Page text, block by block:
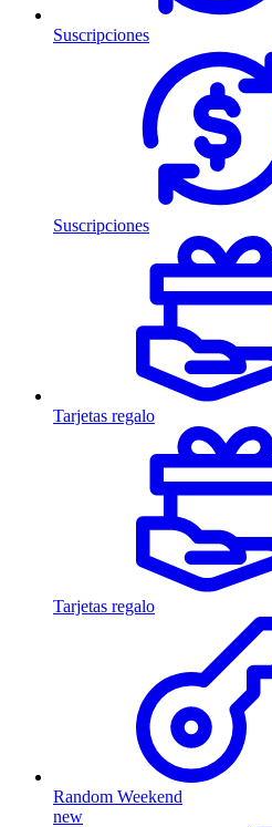
Suscripciones
Suscripciones
Tarjetas regalo
Tarjetas regalo
Random Weekend
new